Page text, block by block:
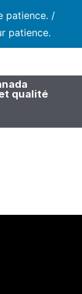
patience. /
patience.
qualité